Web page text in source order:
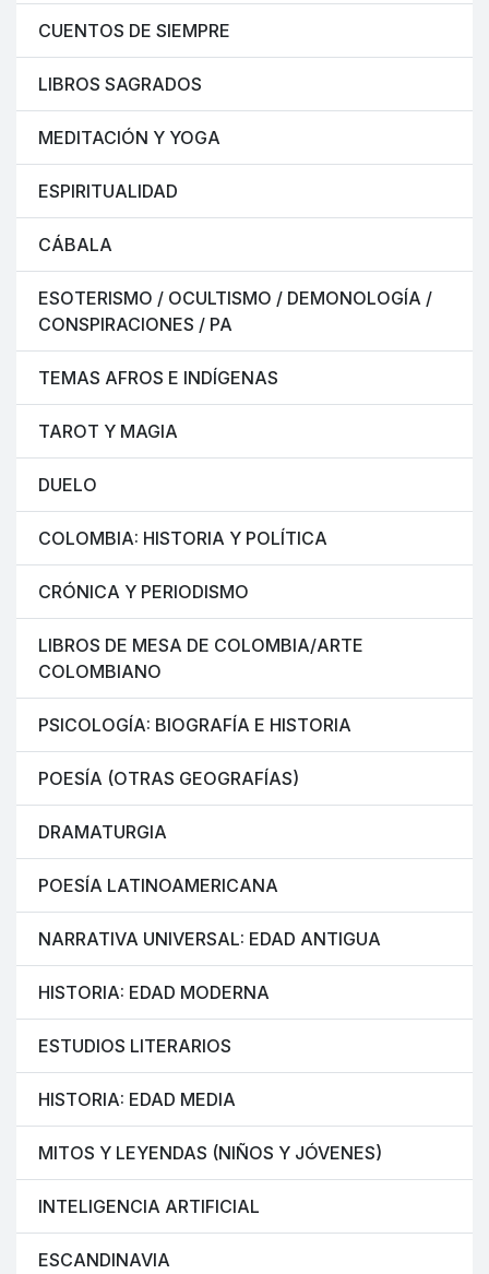
CUENTOS DE SIEMPRE
LIBROS SAGRADOS
MEDITACIÓN Y YOGA
ESPIRITUALIDAD
CÁBALA
ESOTERISMO / OCULTISMO / DEMONOLOGÍA /
CONSPIRACIONES / PA
TEMAS AFROS E INDÍGENAS
TAROT Y MAGIA
DUELO
COLOMBIA: HISTORIA Y POLÍTICA
CRÓNICA Y PERIODISMO
LIBROS DE MESA DE COLOMBIA/ARTE
COLOMBIANO
PSICOLOGÍA: BIOGRAFÍA E HISTORIA
POESÍA (OTRAS GEOGRAFÍAS)
DRAMATURGIA
POESÍA LATINOAMERICANA
NARRATIVA UNIVERSAL: EDAD ANTIGUA
HISTORIA: EDAD MODERNA
ESTUDIOS LITERARIOS
HISTORIA: EDAD MEDIA
MITOS Y LEYENDAS (NIÑOS Y JÓVENES)
INTELIGENCIA ARTIFICIAL
ESCANDINAVIA